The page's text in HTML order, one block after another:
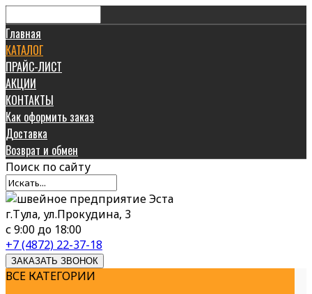
Главная
КАТАЛОГ
ПРАЙС-ЛИСТ
АКЦИИ
КОНТАКТЫ
Как оформить заказ
Доставка
Возврат и обмен
Поиск по сайту
г.Тула, ул.Прокудина, 3
с 9:00 до 18:00
+7 (4872) 22-37-18
ЗАКАЗАТЬ ЗВОНОК
ВСЕ КАТЕГОРИИ